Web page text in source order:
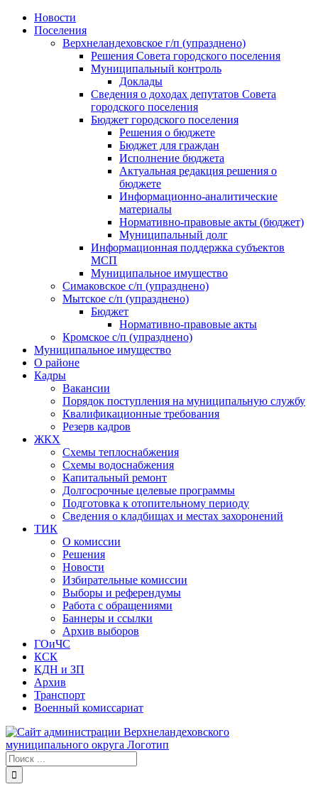
Skip
Новости
Поселения
Верхнеландеховское г/п (упразднено)
Решения Совета городского поселения
Муниципальный контроль
Доклады
Сведения о доходах депутатов Совета
городского поселения
Бюджет городского поселения
Решения о бюджете
Бюджет для граждан
Исполнение бюджета
Актуальная редакция решения о
бюджете
Информационно-аналитические
материалы
Нормативно-правовые акты (бюджет)
Муниципальный долг
Информационная поддержка субъектов
МСП
Муниципальное имущество
Симаковское с/п (упразднено)
Мытское с/п (упразднено)
Бюджет
Нормативно-правовые акты
Кромское с/п (упразднено)
Муниципальное имущество
О районе
Кадры
Вакансии
Порядок поступления на муниципальную службу
Квалификационные требования
Резерв кадров
ЖКХ
Схемы теплоснабжения
Схемы водоснабжения
Капитальный ремонт
Долгосрочные целевые программы
Подготовка к отопительному периоду
Сведения о кладбищах и местах захоронений
ТИК
О комиссии
Решения
Новости
Избирательные комиссии
Выборы и референдумы
Работа с обращениями
Баннеры и ссылки
Архив выборов
ГОиЧС
КСК
КДН и ЗП
Архив
Транспорт
Военный комиссариат
Результат
поиска: